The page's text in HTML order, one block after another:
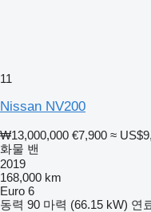
11
Nissan NV200
₩13,000,000 €7,900 ≈
화물 밴
2019
168,000 km
Euro 6
동력 90 마력 (66.15 kW) 연